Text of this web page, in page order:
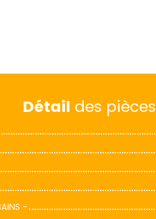
Détail des pièces
-